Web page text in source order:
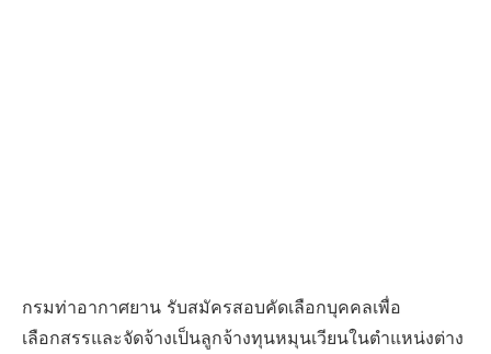
กรมท่าอากาศยาน รับสมัครสอบคัดเลือกบุคคลเพื่อ
เลือกสรรและจัดจ้างเป็นลูกจ้างทุนหมุนเวียนในตำแหน่งต่าง